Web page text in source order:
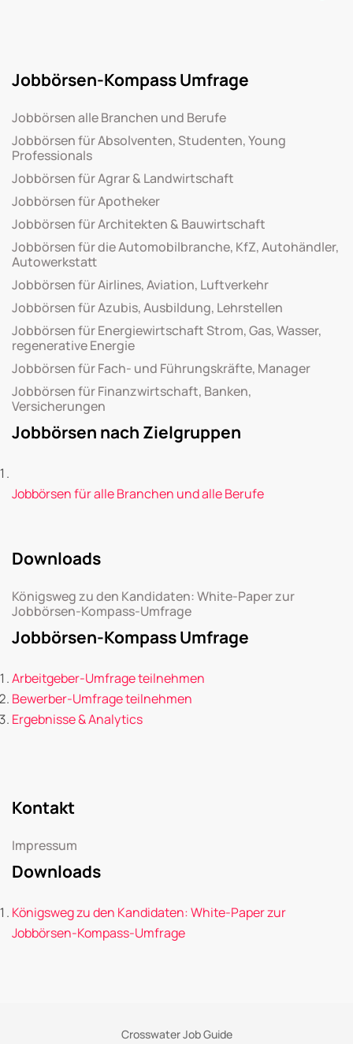
Jobbörsen-Kompass Umfrage
Jobbörsen alle Branchen und Berufe
Jobbörsen für Absolventen, Studenten, Young
Professionals
Jobbörsen für Agrar & Landwirtschaft
Jobbörsen für Apotheker
Jobbörsen für Architekten & Bauwirtschaft
Jobbörsen für die Automobilbranche, KfZ, Autohändler,
Autowerkstatt
Jobbörsen für Airlines, Aviation, Luftverkehr
Jobbörsen für Azubis, Ausbildung, Lehrstellen
Jobbörsen für Energiewirtschaft Strom, Gas, Wasser,
regenerative Energie
Jobbörsen für Fach- und Führungskräfte, Manager
Jobbörsen für Finanzwirtschaft, Banken,
Versicherungen
Jobbörsen nach Zielgruppen
Jobbörsen für alle Branchen und alle Berufe
Downloads
Königsweg zu den Kandidaten: White-Paper zur
Jobbörsen-Kompass-Umfrage
Jobbörsen-Kompass Umfrage
Arbeitgeber-Umfrage teilnehmen
Bewerber-Umfrage teilnehmen
Ergebnisse & Analytics
Kontakt
Impressum
Downloads
Königsweg zu den Kandidaten: White-Paper zur
Jobbörsen-Kompass-Umfrage
Crosswater Job Guide